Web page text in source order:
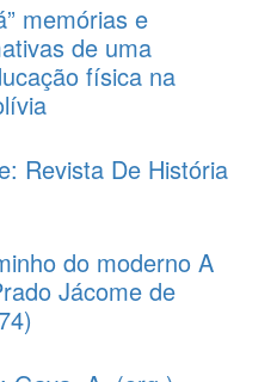
memórias e
de uma
física na
Revista De História
do moderno A
Jácome de